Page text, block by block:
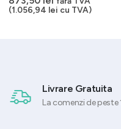
(1.056,94 lei cu TVA)
Livrare Gratuita
La comenzi de peste